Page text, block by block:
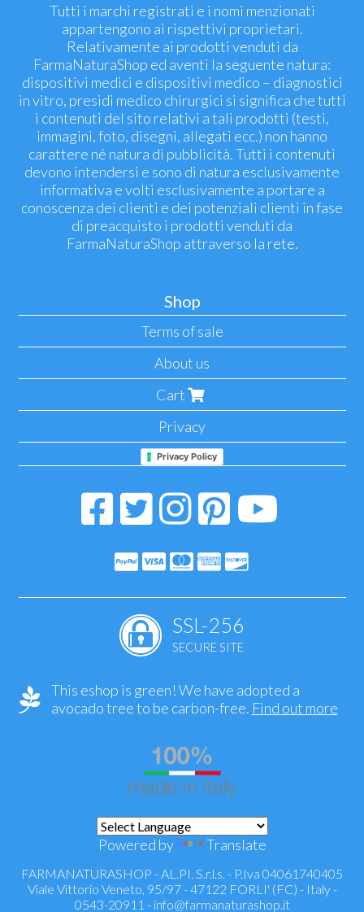
Tutti i marchi registrati e i nomi menzionati
appartengono ai rispettivi proprietari.
Relativamente ai prodotti venduti da
FarmaNaturaShop ed aventi la seguente natura:
dispositivi medici e dispositivi medico – diagnostici
in vitro, presidi medico chirurgici si significa che tutti
i contenuti del sito relativi a tali prodotti (testi,
immagini, foto, disegni, allegati ecc.) non hanno
carattere né natura di pubblicità. Tutti i contenuti
devono intendersi e sono di natura esclusivamente
informativa e volti esclusivamente a portare a
conoscenza dei clienti e dei potenziali clienti in fase
di preacquisto i prodotti venduti da
FarmaNaturaShop attraverso la rete.
Shop
Terms of sale
About us
Cart
Privacy
Privacy Policy
SSL-256
SECURE SITE
This eshop is green! We have adopted a
avocado tree to be carbon-free. Find out more
Powered by Translate
FARMANATURASHOP - AL.PI. S.r.l.s. - P.Iva 04061740405
Viale Vittorio Veneto, 95/97 - 47122 FORLI' (FC) - Italy -
0543-20911 - info@farmanaturashop.it